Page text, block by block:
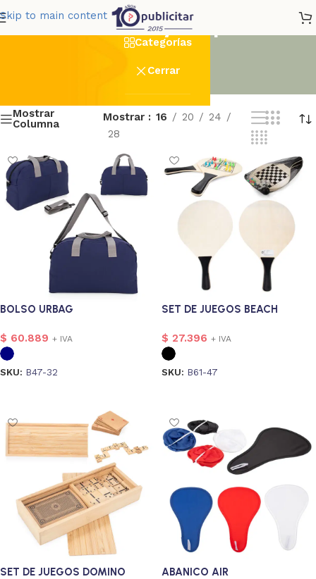
Skip to main content
Recreación y Deportes
Categorías
Cerrar
Mostrar
Columna
Mostrar 16 20
24
28
BOLSO URBAG
$ 60.889 + IVA
SKU: B47-32
SET DE JUEGOS BEACH
$ 27.396 + IVA
SKU: B61-47
SET DE JUEGOS DOMINO ABANICO AIR